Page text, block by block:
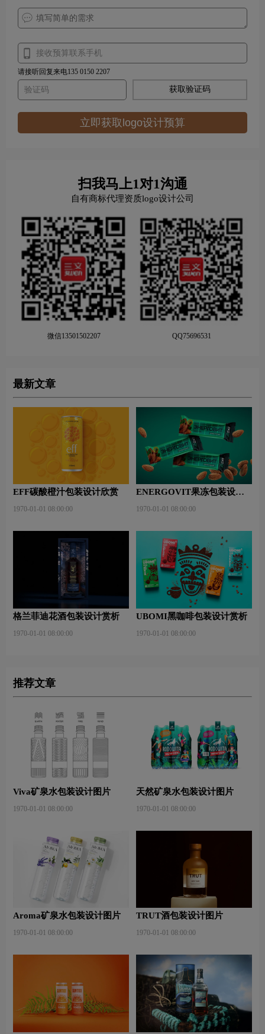
请接听回复来电135 0150 2207
获取验证码
立即获取logo设计预算
扫我马上1对1沟通
自有商标代理资质logo设计公司
微信13501502207 QQ75696531
最新文章
EFF碳酸橙汁包装设计欣赏
1970-01-01 08:00:00
ENERGOVIT果冻包装设计
1970-01-01 08:00:00
格兰菲迪花酒包装设计赏析
1970-01-01 08:00:00
UBOMI黑咖啡包装设计赏析
1970-01-01 08:00:00
推荐文章
Viva矿泉水包装设计图片
1970-01-01 08:00:00
天然矿泉水包装设计图片
1970-01-01 08:00:00
Aroma矿泉水包装设计图片
1970-01-01 08:00:00
TRUT酒包装设计图片
1970-01-01 08:00:00